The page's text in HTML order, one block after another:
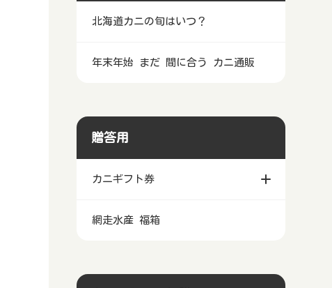
北海道カニの旬はいつ？
年末年始 まだ 間に合う カニ通販
贈答用
カニギフト券
網走水産 福箱